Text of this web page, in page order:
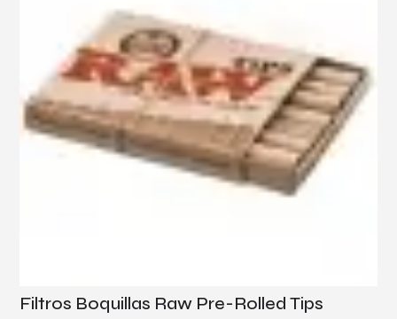
Filtros Boquillas Raw Pre-Rolled Tips